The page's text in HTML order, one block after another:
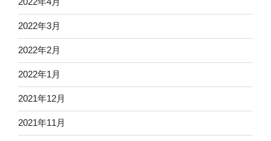
2022年3月
2022年2月
2022年1月
2021年12月
2021年11月